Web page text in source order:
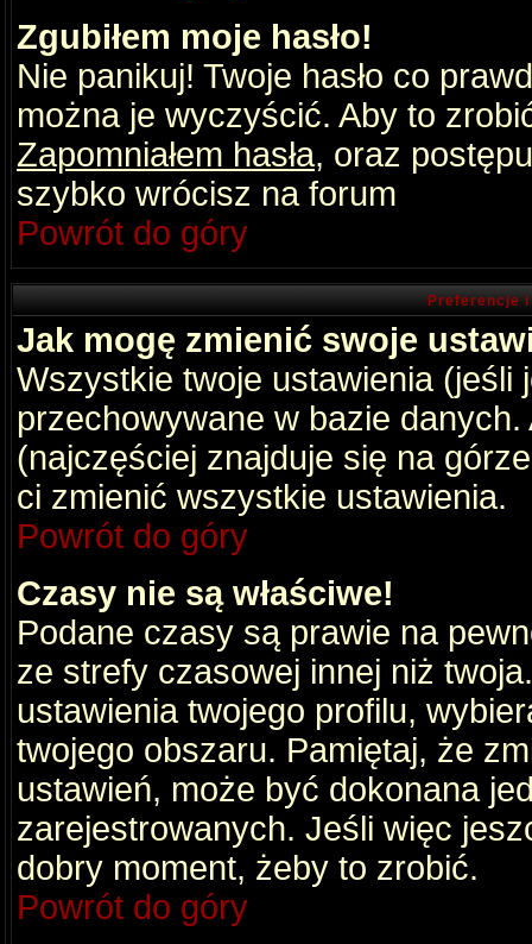
Zgubiłem moje hasło!
Nie panikuj! Twoje hasło co
można je wyczyścić. Aby to
Zapomniałem hasła, oraz
szybko wrócisz na forum
Powrót do góry
Preferencje
Jak mogę zmienić swoje
Wszystkie twoje ustawienia (jeśli
przechowywane w bazie
(najczęściej znajduje się na
ci zmienić wszystkie ustawienia.
Powrót do góry
Czasy nie są właściwe!
Podane czasy są prawie na
ze strefy czasowej innej niż
ustawienia twojego profilu,
twojego obszaru. Pamiętaj, że
ustawień, może być dokonana
zarejestrowanych. Jeśli więc
dobry moment, żeby to zrobić.
Powrót do góry